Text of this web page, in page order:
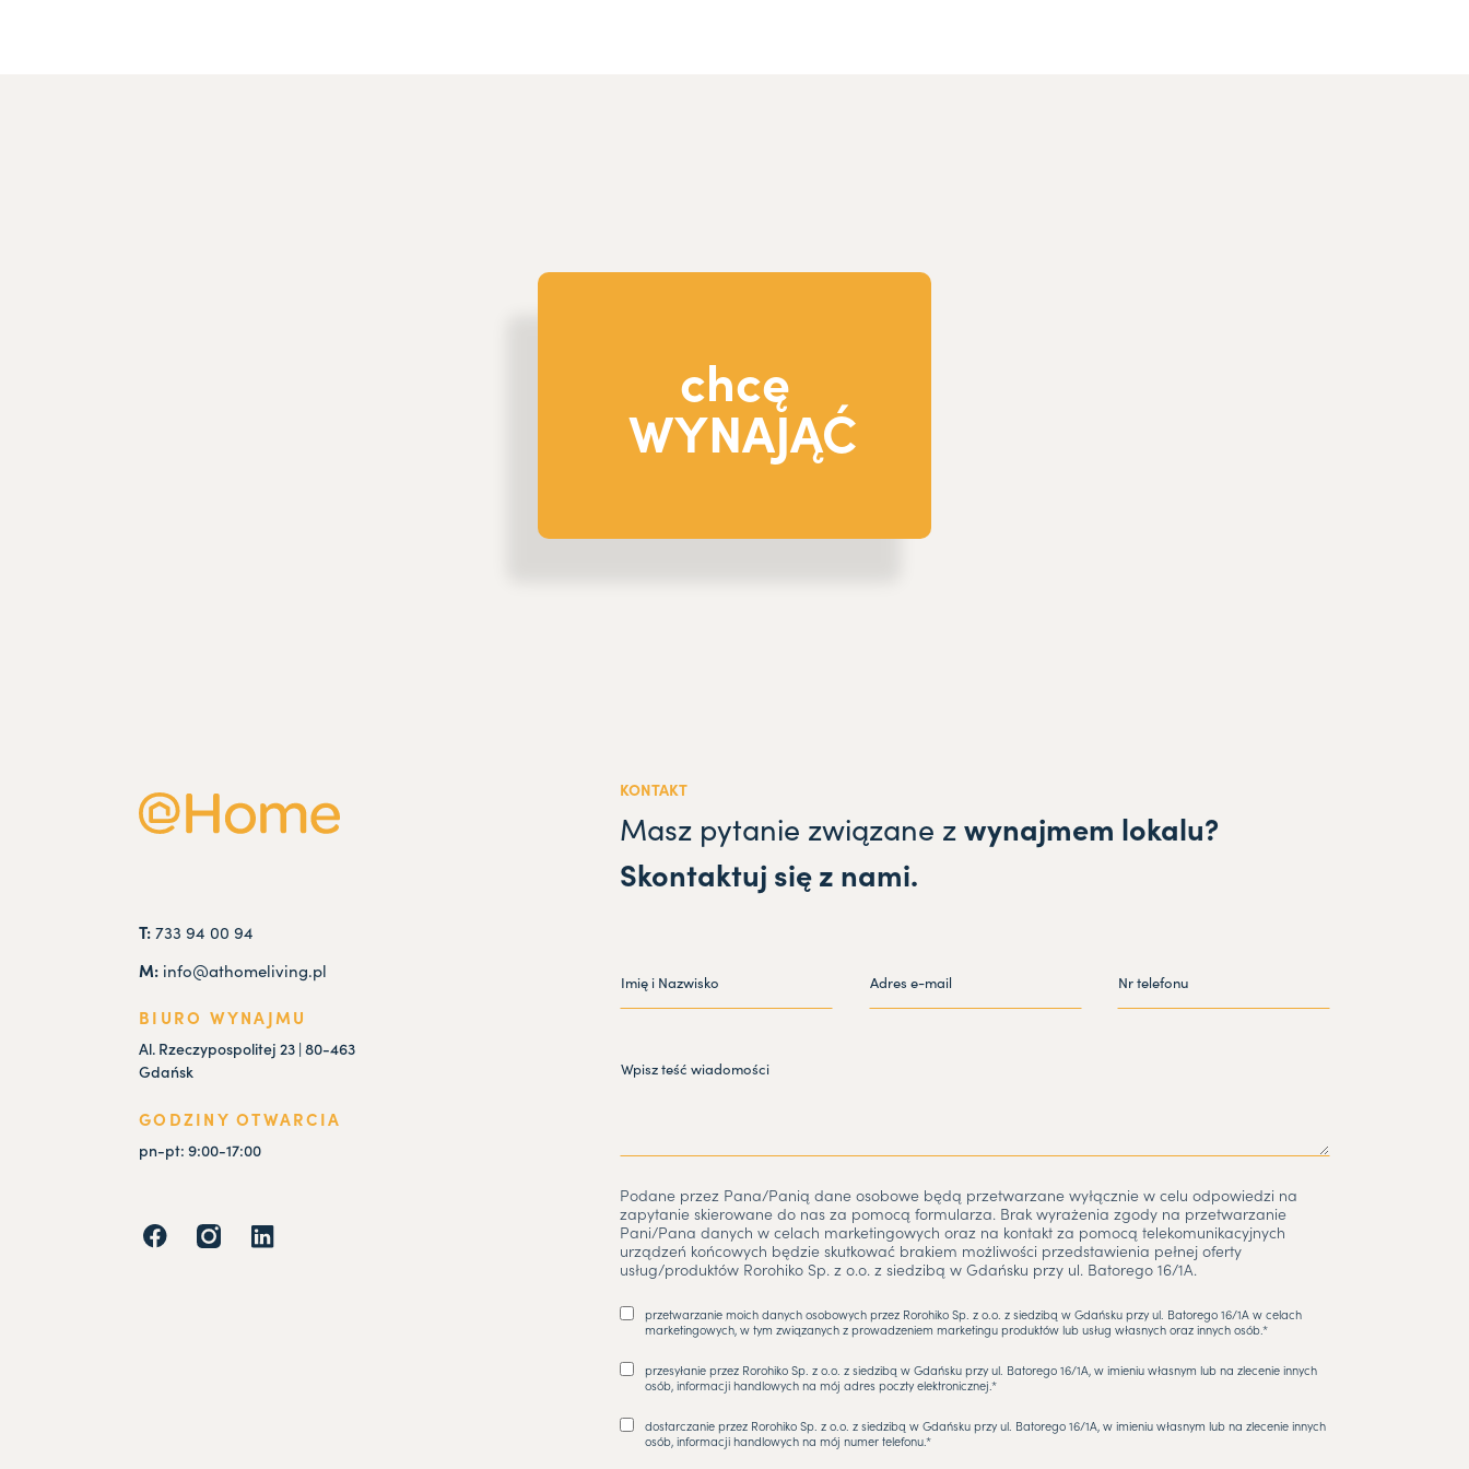
chcę
WYNAJĄĆ
T:733 94 00 94
M: info@athomeliving.pl
BIURO WYNAJMU
Al. Rzeczypospolitej 23 | 80-463
Gdańsk
GODZINY OTWARCIA
pn-pt: 9:00-17:00
KONTAKT
Masz pytanie związane zwynajmem lokalu?
Skontaktuj się z nami.
Podane przez Pana/Panią dane osobowe będą przetwarzane wyłącznie w celu odpowiedzi na
zapytanie skierowane do nas za pomocą formularza. Brak wyrażenia zgody na przetwarzanie
Pani/Pana danych w celach marketingowych oraz na kontakt za pomocą telekomunikacyjnych
urządzeń końcowych będzie skutkować brakiem możliwości przedstawienia pełnej oferty
usług/produktów Rorohiko Sp. z o.o. z siedzibą w Gdańsku przy ul. Batorego 16/1A.
przetwarzanie moich danych osobowych przez Rorohiko Sp. z o.o. z siedzibą w Gdańsku przy ul. Batorego 16/1A w celach
marketingowych, w tym związanych z prowadzeniem marketingu produktów lub usług własnych oraz innych osób.*
przesyłanie przez Rorohiko Sp. z o.o. z siedzibą w Gdańsku przy ul. Batorego 16/1A, w imieniu własnym lub na zlecenie innych
osób, informacji handlowych na mój adres poczty elektronicznej.*
dostarczanie przez Rorohiko Sp. z o.o. z siedzibą w Gdańsku przy ul. Batorego 16/1A, w imieniu własnym lub na zlecenie innych
osób, informacji handlowych na mój numer telefonu.*